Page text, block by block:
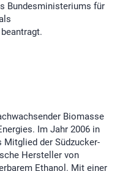
Bundesministeriums für
Biomasse
Im Jahr 2006 in
Mitglied der Südzucker-
Hersteller von
Ethanol. Mit einer